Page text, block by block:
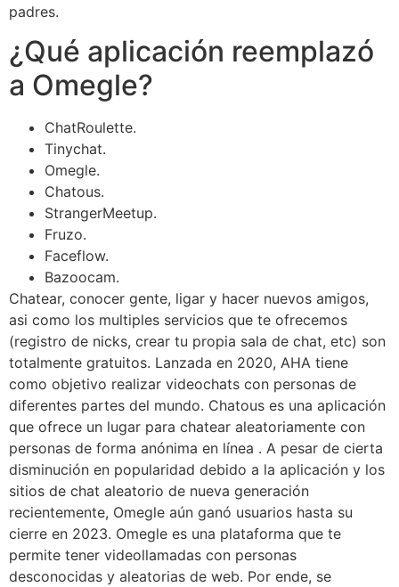
padres.
¿Qué aplicación reemplazó
a Omegle?
ChatRoulette.
Tinychat.
Omegle.
Chatous.
StrangerMeetup.
Fruzo.
Faceflow.
Bazoocam.
Chatear, conocer gente, ligar y hacer nuevos amigos,
asi como los multiples servicios que te ofrecemos
(registro de nicks, crear tu propia sala de chat, etc) son
totalmente gratuitos. Lanzada en 2020, AHA tiene
como objetivo realizar videochats con personas de
diferentes partes del mundo. Chatous es una aplicación
que ofrece un lugar para chatear aleatoriamente con
personas de forma anónima en línea . A pesar de cierta
disminución en popularidad debido a la aplicación y los
sitios de chat aleatorio de nueva generación
recientemente, Omegle aún ganó usuarios hasta su
cierre en 2023. Omegle es una plataforma que te
permite tener videollamadas con personas
desconocidas y aleatorias de web. Por ende, se